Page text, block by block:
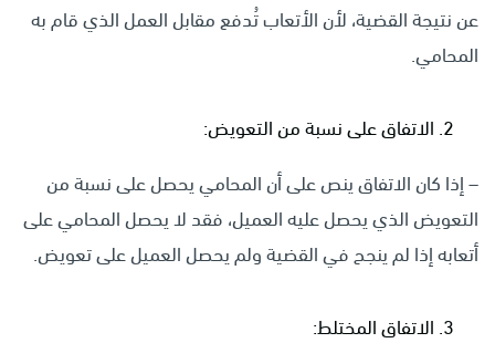
عن نتيجة القضية، لأن الأتعاب تُدفع مقابل العمل الذي قام به
المحامي.
الاتفاق على نسبة من التعويض:
– إذا كان الاتفاق ينص على أن المحامي يحصل على نسبة من
التعويض الذي يحصل عليه العميل، فقد لا يحصل المحامي على
أتعابه إذا لم ينجح في القضية ولم يحصل العميل على تعويض.
الاتفاق المختلط: